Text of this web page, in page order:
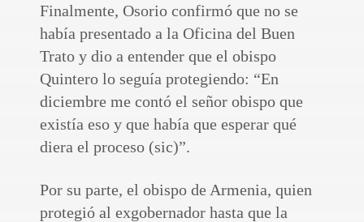
Finalmente, Osorio confirmó que no se
había presentado a la Oficina del Buen
Trato y dio a entender que el obispo
Quintero lo seguía protegiendo: “En
diciembre me contó el señor obispo que
existía eso y que había que esperar qué
diera el proceso (sic)”.
Por su parte, el obispo de Armenia, quien
protegió al exgobernador hasta que la